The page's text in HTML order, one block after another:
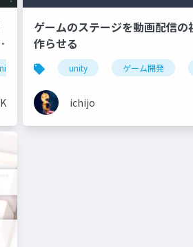
インディーゲーム indiegame
ゲームのステージを動画配信の
作らせる
unity ゲーム開発
ichijo